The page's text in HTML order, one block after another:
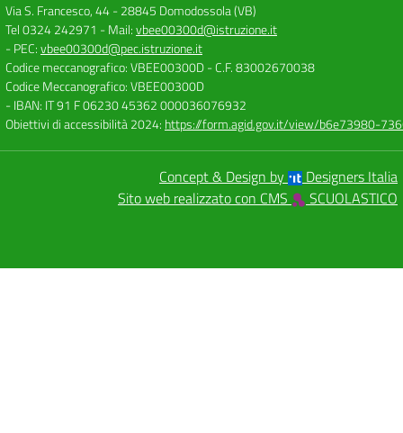
Via S. Francesco, 44-28845 Domodossola (VB)
Tel 0324 242971 - Mail:vbee00300d@istruzione.it
- PEC:vbee00300d@pec.istruzione.it
Codice meccanografico: VBEE00300D- C.F. 83002670038
Codice Meccanografico: VBEE00300D
- IBAN: IT 91 F 06230 45362 000036076932
Obiettivi di accessibilità 2024: https://form.agid.gov.it/view/b6e73980-
Concept & Design by
Designers Italia
Sito web realizzato con CMS
SCUOLASTICO